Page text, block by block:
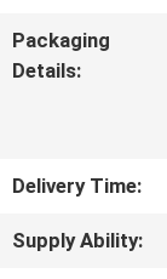
Z
NAMI
Packaging
Details:
Delivery Time:
Supply Ability: